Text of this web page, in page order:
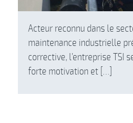
Acteur reconnu dans le
maintenance industrielle
corrective, l’entreprise TSI
forte motivation et […]